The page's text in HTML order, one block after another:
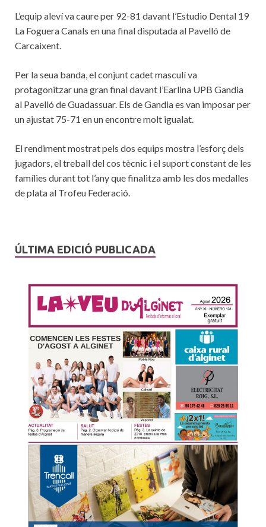
L’equip aleví va caure per 92-81 davant l’Estudio Dental 19
La Foguera Canals en una final disputada al Pavelló de
Carcaixent.
Per la seua banda, el conjunt cadet masculí va
protagonitzar una gran final davant l’Earlina UPB Gandia
al Pavelló de Guadassuar. Els de Gandia es van imposar per
un ajustat 75-71 en un encontre molt igualat.
El rendiment mostrat pels dos equips mostra l’esforç dels
jugadors, el treball del cos tècnic i el suport constant de les
famílies durant tot l’any que finalitza amb les dos medalles
de plata al Trofeu Federació.
ÚLTIMA EDICIÓ PUBLICADA